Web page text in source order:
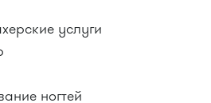
услуги
ногтей